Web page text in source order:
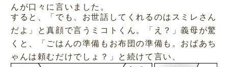
んが口々に言いました。
すると、「でも、お世話してくれるのはスミレさん
だよ」と真顔で言うミコトくん。「え？」義母が驚
くと、「ごはんの準備もお布団の準備も。おばあち
ゃんは頼むだけでしょ？」と続けて言い、